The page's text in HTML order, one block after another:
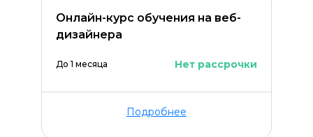
Онлайн-курс обучения на веб-
дизайнера
До 1 месяца Нет рассрочки
Подробнее